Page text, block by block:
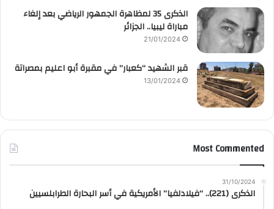
الذكرى 35 لمظاهرة الجمهور الرياضي بعد إلغاء
مباراة ليبيا.. الجزائر
21/01/2024
قبر الشهيد “كعبار” في مقبرة أبو اعليم بمصراتة
13/01/2024
Most Commented
31/10/2024
الذكرى (221).. “فيلادلفيا” الأمريكية في أسر البحارة الطرابلسيين